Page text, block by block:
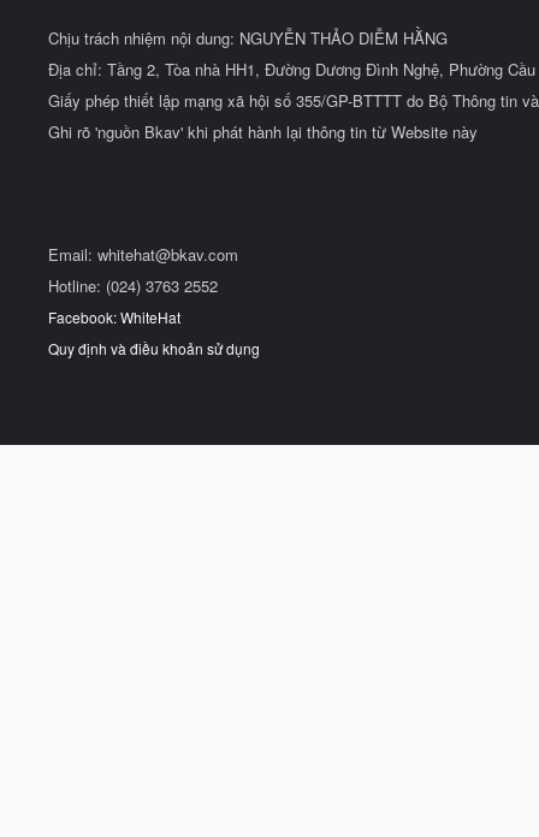
Chịu trách nhiệm nội dung: NGUYỄN THẢO DIỄM HẰNG
Địa chỉ: Tầng 2, Tòa nhà HH1, Đường Dương Đình Nghệ, Phường
Giấy phép thiết lập mạng xã hội số 355/GP-BTTTT do Bộ Thông tin
Ghi rõ 'nguồn Bkav' khi phát hành lại thông tin từ Website này
Email: whitehat@bkav.com
Hotline: (024) 3763 2552
Facebook: WhiteHat
Quy định và điều khoản sử dụng